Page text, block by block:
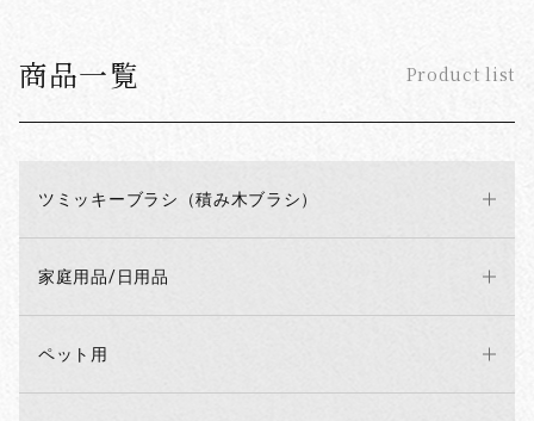
商品一覧 Product list
ツミッキーブラシ（積み木ブラシ）
家庭用品/日用品
ペット用